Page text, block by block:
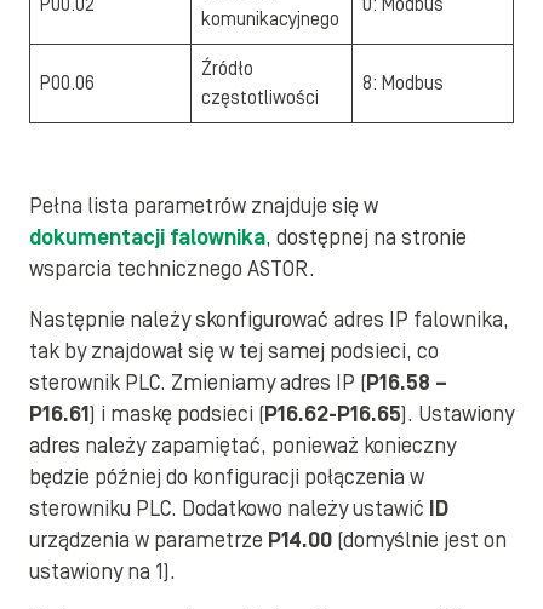
P00.02
komunikacyjnego
0: Modbus
P00.06
Źródło
częstotliwości
8: Modbus
Pełna lista parametrów znajduje się w
dokumentacji falownika, dostępnej na stronie
wsparcia technicznego ASTOR.
Następnie należy skonfigurować adres IP falownika,
tak by znajdował się w tej samej podsieci, co
sterownik PLC. Zmieniamy adres IP (P16.58 –
P16.61) i maskę podsieci (P16.62-P16.65). Ustawiony
adres należy zapamiętać, ponieważ konieczny
będzie później do konfiguracji połączenia w
sterowniku PLC. Dodatkowo należy ustawić
ID
urządzenia w parametrze P14.00 (domyślnie jest on
ustawiony na 1).